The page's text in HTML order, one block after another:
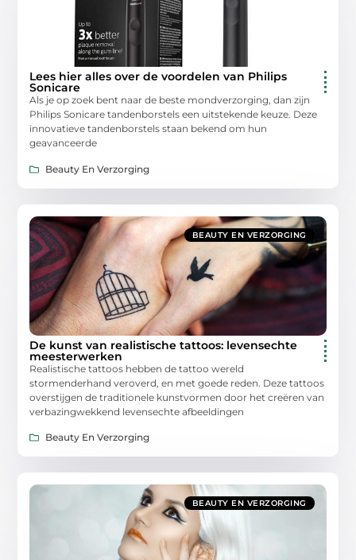
Lees hier alles over de voordelen van Philips
Sonicare
Als je op zoek bent naar de beste mondverzorging, dan zijn
Philips Sonicare tandenborstels een uitstekende keuze. Deze
innovatieve tandenborstels staan bekend om hun
geavanceerde
Beauty En Verzorging
BEAUTY EN VERZORGING
De kunst van realistische tattoos: levensechte
meesterwerken
Realistische tattoos hebben de tattoo wereld
stormenderhand veroverd, en met goede reden. Deze tattoos
overstijgen de traditionele kunstvormen door het creëren van
verbazingwekkend levensechte afbeeldingen
Beauty En Verzorging
BEAUTY EN VERZORGING